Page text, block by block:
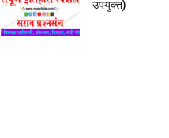
उपयुक्त)